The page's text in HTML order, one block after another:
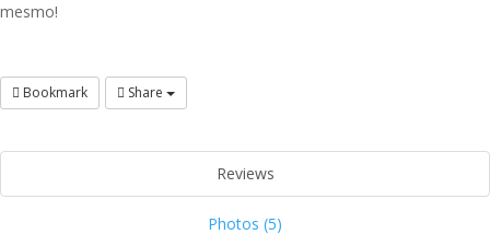
mesmo!
Bookmark Share
Reviews
Photos (5)